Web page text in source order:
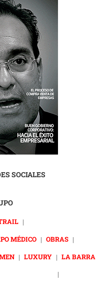
SOCIALES
|
MÉDICO | OBRAS |
| LUXURY | LA BARRA
|